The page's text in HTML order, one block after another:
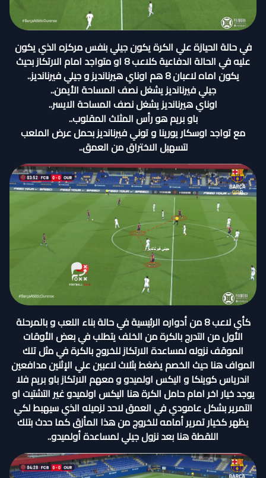
في حالة الحيازة علي الكرة يكون جيلي بنفس مركزه الذي يكون
عليه في الحالة الدفاعية كلاعب 8 او متواجد امام الارتكاز بحيث
يكون اماه لاعبان 8 هم اوناي هيرنانديز و جيلي فيرنانديز..
جيلي فيرنانديز يشغل نصف المساحة الأيمن..
اوناي هيرنانديز يشغل نصف المساحة الايسر..
باو بريم هو رأس المثلث المقلوب..
مع تواجد اوسكار يورينا و توني فيرنانديز بحمل عرض الملعب
لتسهيل الاختراق من العمق..
كأي لاعب 8 من أدواره الرئيسية في حالة بناء اللعب و بالمرحلة
الأول من التدرج بالكرة من الخلف يتطلب في بعض الأوقات
الموقف نزوله لمساعدة الارتكاز للخروج بالكرة في مثل تلك
المواف هنا حيث الخصم يضغط بثلاث لاعبين علي الإثنين مدافعين
اندرياس كوينكا و اليكس اولميدو و معهم الارتكاز باو بريم فلا
يوجد خيار اخر امام حامل الكرة هنا اليكس اولميدو غير التشتيت او
التمرير بشكل عامودي في العمق لاحد لزميله الذي سيهبط لكي
يظهر كخيار تمرير أمامه للخروج من هذا المأزق كما حدث بتلك
اللقطة هنا بعد نزول جيلي لمساعدة أولميدو..